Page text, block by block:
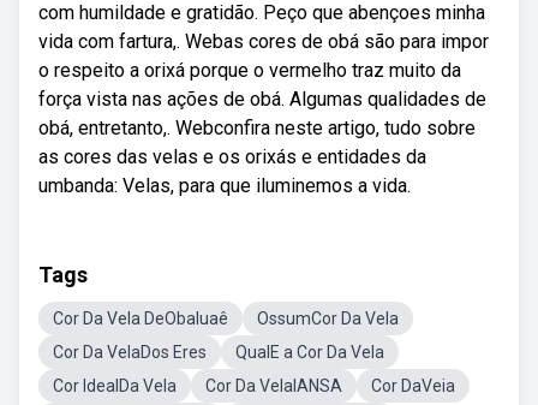
com humildade e gratidão. Peço que abençoes minha
vida com fartura,. Webas cores de obá são para impor
o respeito a orixá porque o vermelho traz muito da
força vista nas ações de obá. Algumas qualidades de
obá, entretanto,. Webconfira neste artigo, tudo sobre
as cores das velas e os orixás e entidades da
umbanda: Velas, para que iluminemos a vida.
Tags
Cor Da Vela DeObaluaê
OssumCor Da Vela
Cor Da VelaDos Eres
QualE a Cor Da Vela
Cor IdealDa Vela
Cor Da VelaIANSA
Cor DaVeia